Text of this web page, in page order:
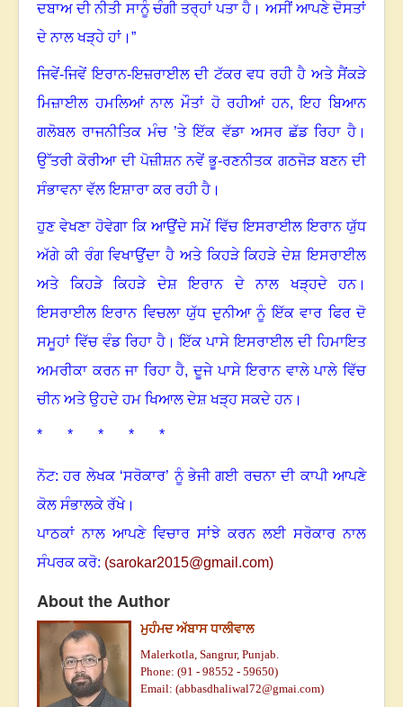
ਦਬਾਅ ਦੀ ਨੀਤੀ ਸਾਨੂੰ ਚੰਗੀ ਤਰ੍ਹਾਂ ਪਤਾ ਹੈ । ਅਸੀਂ ਆਪਣੇ ਦੋਸਤਾਂ
ਦੇ ਨਾਲ ਖੜ੍ਹੇ ਹਾਂ।”
ਜਿਵੇਂ-ਜਿਵੇਂ ਇਰਾਨ-ਇਜ਼ਰਾਈਲ ਦੀ ਟੱਕਰ ਵਧ ਰਹੀ ਹੈ ਅਤੇ ਸੈਂਕੜੇ
ਮਿਜ਼ਾਈਲ ਹਮਲਿਆਂ ਨਾਲ ਮੌਤਾਂ ਹੋ ਰਹੀਆਂ ਹਨ,ਇਹ ਬਿਆਨ
ਗਲੋਬਲ ਰਾਜਨੀਤਿਕ ਮੰਚ ’ਤੇ ਇੱਕ ਵੱਡਾ ਅਸਰ ਛੱਡ ਰਿਹਾ ਹੈ ।
ਉੱਤਰੀ ਕੋਰੀਆ ਦੀ ਪੋਜ਼ੀਸ਼ਨ ਨਵੇਂ ਭੂ-ਰਣਨੀਤਕ ਗਠਜੋੜ ਬਣਨ ਦੀ
ਸੰਭਾਵਨਾ ਵੱਲ ਇਸ਼ਾਰਾ ਕਰ ਰਹੀ ਹੈ ।
ਹੁਣ ਵੇਖਣਾ ਹੋਵੇਗਾ ਕਿ ਆਉਂਦੇ ਸਮੇਂ ਵਿੱਚ ਇਸਰਾਈਲ ਇਰਾਨ ਯੁੱਧ
ਅੱਗੇ ਕੀ ਰੰਗ ਵਿਖਾਉਂਦਾ ਹੈ ਅਤੇ ਕਿਹੜੇ ਕਿਹੜੇ ਦੇਸ਼ ਇਸਰਾਈਲ
ਅਤੇ ਕਿਹੜੇ ਕਿਹੜੇ ਦੇਸ਼ ਇਰਾਨ ਦੇ ਨਾਲ ਖੜ੍ਹਦੇ ਹਨ।
ਇਸਰਾਈਲ ਇਰਾਨ ਵਿਚਲਾ ਯੁੱਧ ਦੁਨੀਆ ਨੂੰ ਇੱਕ ਵਾਰ ਫਿਰ ਦੋ
ਸਮੂਹਾਂ ਵਿੱਚ ਵੰਡ ਰਿਹਾ ਹੈ। ਇੱਕ ਪਾਸੇ ਇਸਰਾਈਲ ਦੀ ਹਿਮਾਇਤ
ਅਮਰੀਕਾ ਕਰਨ ਜਾ ਰਿਹਾ ਹੈ, ਦੂਜੇ ਪਾਸੇ ਇਰਾਨ ਵਾਲੇ ਪਾਲੇ ਵਿੱਚ
ਚੀਨ ਅਤੇ ਉਹਦੇ ਹਮ ਖਿਆਲ ਦੇਸ਼ ਖੜ੍ਹ ਸਕਦੇ ਹਨ।
* * * * *
ਨੋਟ: ਹਰ ਲੇਖਕ ‘ਸਰੋਕਾਰ’ ਨੂੰ ਭੇਜੀ ਗਈ ਰਚਨਾ ਦੀ ਕਾਪੀ ਆਪਣੇ
ਕੋਲ ਸੰਭਾਲਕੇ ਰੱਖੇ।
ਪਾਠਕਾਂ ਨਾਲ ਆਪਣੇ ਵਿਚਾਰ ਸਾਂਝੇ ਕਰਨ ਲਈ ਸਰੋਕਾਰ ਨਾਲ
ਸੰਪਰਕ ਕਰੋ: (sarokar2015@gmail.com)
About the Author
ਮੁਹੰਮਦ ਅੱਬਾਸ ਧਾਲੀਵਾਲ
Malerkotla, Sangrur, Punjab.
Phone: (91 - 98552 - 59650)
Email: (abbasdhaliwal72@gmai.com)